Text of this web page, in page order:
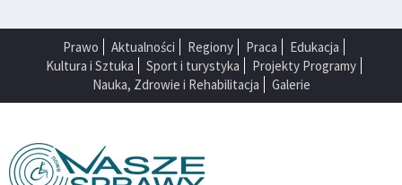
Prawo Aktualności Regiony Praca
Edukacja
Kultura i Sztuka
Sport i turystyka
Projekty Programy
Nauka, Zdrowie i Rehabilitacja
Galerie